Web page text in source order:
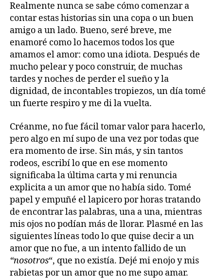
Realmente nunca se sabe cómo comenzar a
contar estas historias sin una copa o un buen
amigo a un lado. Bueno, seré breve, me
enamoré como lo hacemos todos los que
amamos el amor: como una idiota. Después de
mucho pelear y poco construir, de muchas
tardes y noches de perder el sueño y la
dignidad, de incontables tropiezos, un día tomé
un fuerte respiro y me di la vuelta.
Créanme, no fue fácil tomar valor para hacerlo,
pero algo en mí supo de una vez por todas que
era momento de irse. Sin más, y sin tantos
rodeos, escribí lo que en ese momento
significaba la última carta y mi renuncia
explicita a un amor que no había sido. Tomé
papel y empuñé el lapicero por horas tratando
de encontrar las palabras, una a una, mientras
mis ojos no podían más de llorar. Plasmé en las
siguientes líneas todo lo que quise decir a un
amor que no fue, a un intento fallido de un
“nosotros“, que no existía. Dejé mi enojo y mis
rabietas por un amor que no me supo amar.